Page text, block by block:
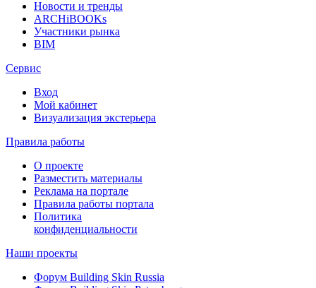
Новости и тренды
ARCHiBOOKs
Участники рынка
BIM
Сервис
Вход
Мой кабинет
Визуализация экстерьера
Правила работы
О проекте
Разместить материалы
Реклама на портале
Правила работы портала
Политика
конфиденциальности
Наши проекты
Форум Building Skin Russia